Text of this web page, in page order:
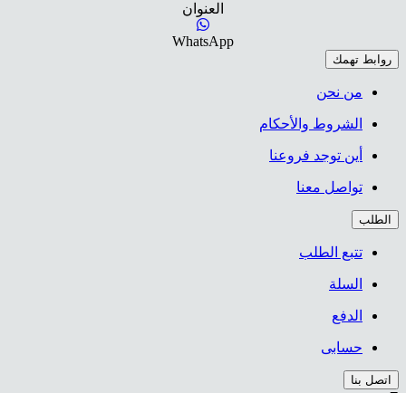
العنوان
WhatsApp
روابط تهمك
من نحن
الشروط والأحكام
أين توجد فروعنا
تواصل معنا
الطلب
تتبع الطلب
السلة
الدفع
حسابى
اتصل بنا